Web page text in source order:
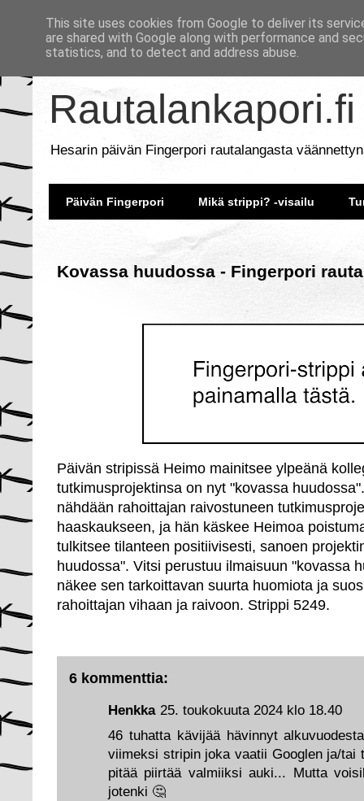
Rautalankapori.fi
Hesarin päivän Fingerpori rautalangasta
Päivän Fingerpori Mikä strippi? -visailu
Kovassa huudossa - Fingerpori
Päivän stripissä Heimo mainitsee ylpeänä
tutkimusprojektinsa on nyt "kovassa
nähdään rahoittajan raivostuneen
haaskaukseen, ja hän käskee Heimoa
tulkitsee tilanteen positiivisesti, sanoen
huudossa". Vitsi perustuu ilmaisuun "kovassa
näkee sen tarkoittavan suurta huomiota ja
rahoittajan vihaan ja raivoon. Strippi 5249.
6 kommenttia:
Henkka 25. toukokuuta 2024 klo 18.40
46 tuhatta kävijää hävinnyt
viimeksi stripin joka vaatii Googlen ja/tai
pitää piirtää valmiiksi auki... Mutta
jotenki 🤔
This site uses cookies from Google to deliver its
are shared with Google along with performance and
statistics, and to detect and address abuse.